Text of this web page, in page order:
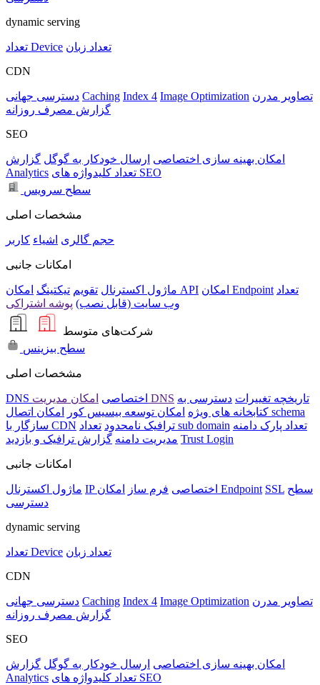
dynamic serving
تعداد Device تعداد زبان
CDN
دسترسی جهانی Caching Index 4 Image Optimization تصاویر مدرن
گزارش مصرف روزانه
SEO
امکان بهینه سازی اختصاصی ارسال خودکار به گوگل گزارش
Analytics
تعداد کلیدواژه های SEO
سطح سرویس
مشخصات اصلی
حجم گالری اشیاء کاربر
امکانات جانبی
ماژول اکسترنال تقویم تیکتینگ امکان API امکان Endpoint تعداد
وب سایت (قابل نصب) پوشه اشتراکی
شرکت‌های متوسط
سطح بیزینس
مشخصات اصلی
DNS اختصاصی امکان مدیریت DNS تاریخچه تغییرات دسترسی به
کتابخانه های ویژه امکان توسعه بیسیس کور
امکان اتصال schema
سازگار با CDN
ترافیک نامحدود تعداد sub domain تعداد پارک دامنه
مدیریت دامنه گزارش ترافیک و بازدید Trust Login
امکانات جانبی
ماژول اکسترنال IP اختصاصی فرم ساز امکان Endpoint SSL سطح
دسترسی
dynamic serving
تعداد Device تعداد زبان
CDN
دسترسی جهانی Caching Index 4 Image Optimization تصاویر مدرن
گزارش مصرف روزانه
SEO
امکان بهینه سازی اختصاصی ارسال خودکار به گوگل گزارش
Analytics
تعداد کلیدواژه های SEO